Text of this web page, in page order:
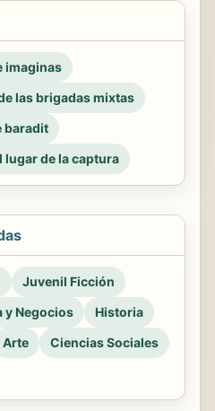
imaginas
las brigadas mixtas
baradit
lugar de la captura
Juvenil Ficción
y Negocios
Historia
Arte
Ciencias Sociales